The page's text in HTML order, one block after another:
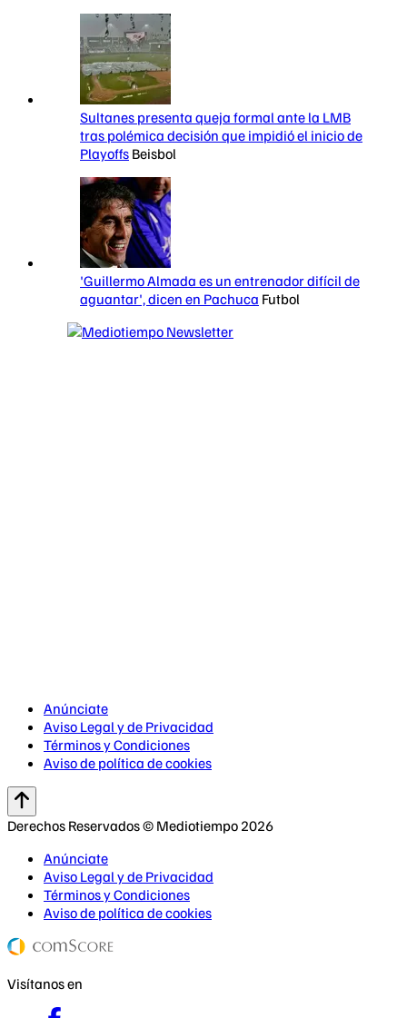
Sultanes presenta queja formal ante la LMB
tras polémica decisión que impidió el inicio de
Playoffs Beisbol
'Guillermo Almada es un entrenador difícil de
aguantar', dicen en Pachuca Futbol
Anúnciate
Aviso Legal y de Privacidad
Términos y Condiciones
Aviso de política de cookies
Derechos Reservados © Mediotiempo 2026
Anúnciate
Aviso Legal y de Privacidad
Términos y Condiciones
Aviso de política de cookies
Visítanos en